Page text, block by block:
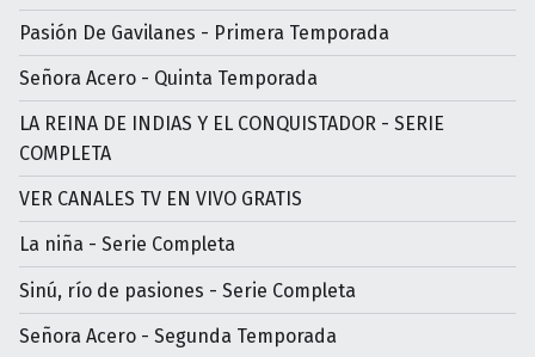
Pasión De Gavilanes - Primera Temporada
Señora Acero - Quinta Temporada
LA REINA DE INDIAS Y EL CONQUISTADOR - SERIE
COMPLETA
VER CANALES TV EN VIVO GRATIS
La niña - Serie Completa
Sinú, río de pasiones - Serie Completa
Señora Acero - Segunda Temporada